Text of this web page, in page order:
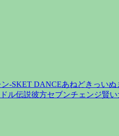
ン-SKET DANCEあねどきっいぬ
ル伝説彼方セブンチェンジ賢